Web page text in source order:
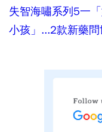
失智海嘯系列5一
小孩」...2款新藥